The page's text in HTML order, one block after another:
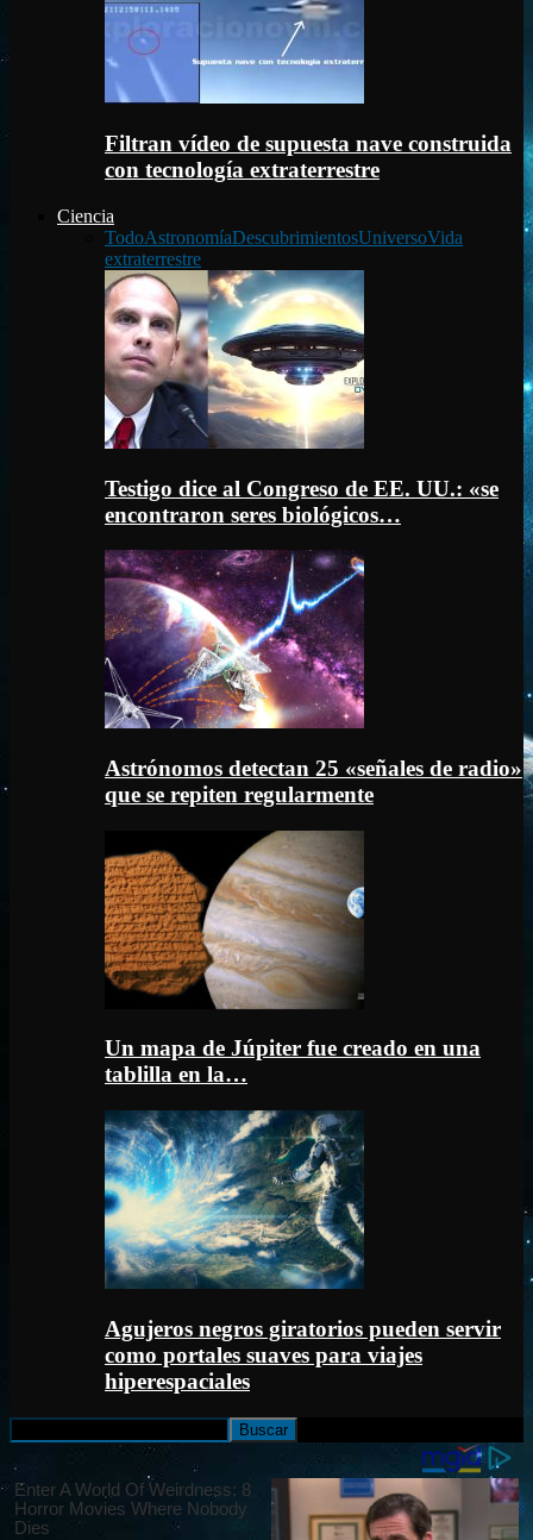
Filtran vídeo de supuesta nave construida
con tecnología extraterrestre
Ciencia
TodoAstronomíaDescubrimientosUniversoVida
extraterrestre
Testigo dice al Congreso de EE. UU.: «se
encontraron seres biológicos…
Astrónomos detectan 25 «señales de radio»
que se repiten regularmente
Un mapa de Júpiter fue creado en una
tablilla en la…
Agujeros negros giratorios pueden servir
como portales suaves para viajes
hiperespaciales